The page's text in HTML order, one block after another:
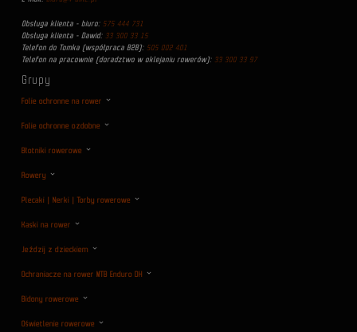
Obsługa klienta - biuro: 575 444 731
Obsługa klienta - Dawid: 33 300 33 15
Telefon do Tomka (współpraca B2B): 505 002 401
Telefon na pracownie (doradztwo w oklejaniu rowerów): 33 300 33 97
Grupy
Folie ochronne na rower
Folie ochronne ozdobne
Błotniki rowerowe
Rowery
Plecaki | Nerki | Torby rowerowe
Kaski na rower
Jeździj z dzieckiem
Ochraniacze na rower MTB Enduro DH
Bidony rowerowe
Oświetlenie rowerowe